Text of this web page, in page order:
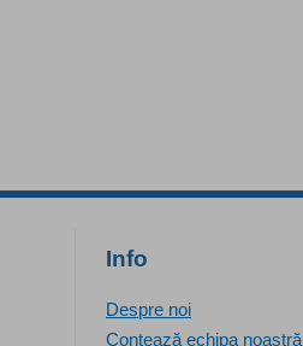
Info
Despre noi
Contează echipa noastră